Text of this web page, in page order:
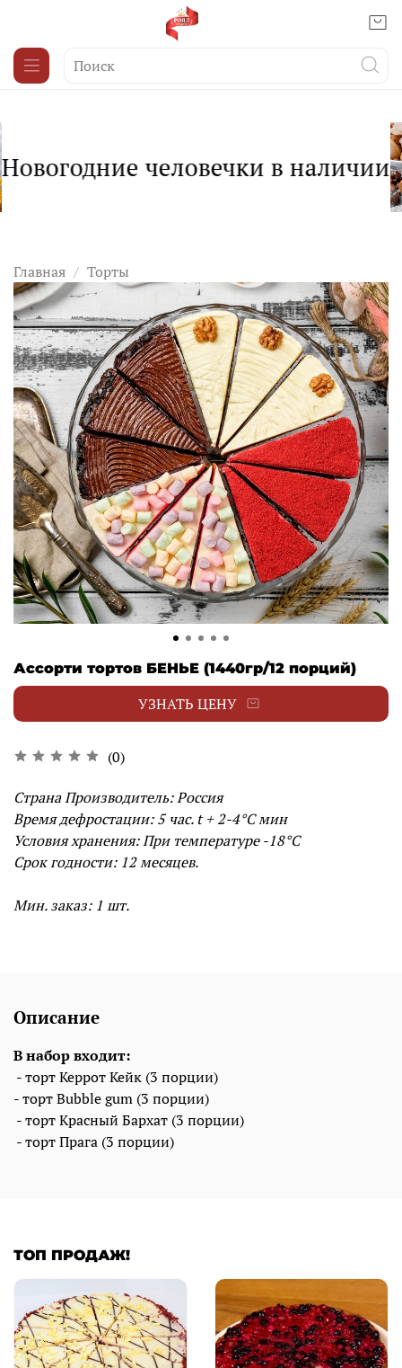
Главная Торты
Ассорти тортов БЕНЬЕ (1440гр/12 порций)
(0)
УЗНАТЬ ЦЕНУ
Страна Производитель: Россия
Время дефростации: 5час. t + 2-4°С мин
Условия хранения: При температуре -18°С
Срок годности:12 месяцев.
Мин. заказ: 1 шт.
Описание
В набор входит:
- торт Керрот Кейк (3 порции)
- торт Bubble gum (3 порции)
- торт Красный Бархат (3 порции)
- торт Прага (3 порции)
ТОП ПРОДАЖ!
человечки в наличии